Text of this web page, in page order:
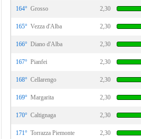
164° Grosso 2,30
165° Vezza d'Alba 2,30
166° Diano d'Alba 2,30
167° Pianfei 2,30
168° Cellarengo 2,30
169° Margarita 2,30
170° Caltignaga 2,30
171° Torrazza Piemonte 2,30